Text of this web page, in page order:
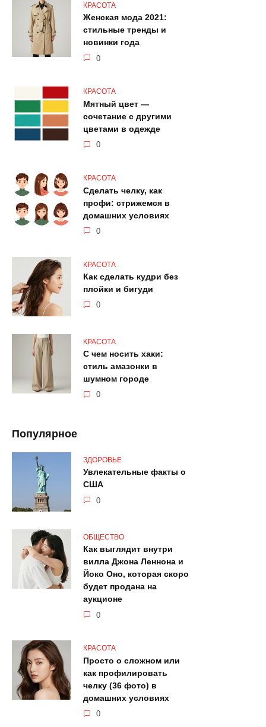
КРАСОТА
Женская мода 2021:
стильные тренды и
новинки года
0
КРАСОТА
Мятный цвет —
сочетание с другими
цветами в одежде
0
КРАСОТА
Сделать челку, как
профи: стрижемся в
домашних условиях
0
КРАСОТА
Как сделать кудри без
плойки и бигуди
0
КРАСОТА
С чем носить хаки:
стиль амазонки в
шумном городе
0
Популярное
ЗДОРОВЬЕ
Увлекательные факты о
США
0
ОБЩЕСТВО
Как выглядит внутри
вилла Джона Леннона и
Йоко Оно, которая скоро
будет продана на
аукционе
0
КРАСОТА
Просто о сложном или
как профилировать
челку (36 фото) в
домашних условиях
0